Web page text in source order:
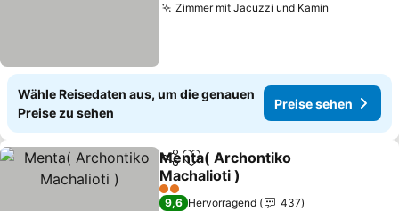
Zimmer mit Jacuzzi und Kamin
Wähle Reisedaten aus, um die genauen
Preise zu sehen
Preise sehen
TeilenZu Favoriten hinzufügen
Menta( Archontiko
Machalioti )
2 Sterne
9,6 Hervorragend
437